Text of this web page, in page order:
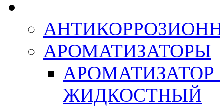
АРОМАТИЗАТОРЫ
ЖИДКОСТНЫЙ